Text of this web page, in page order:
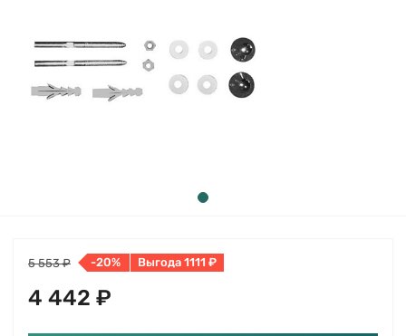
5 553 ₽ -20% Выгода 1111 ₽
4 442 ₽